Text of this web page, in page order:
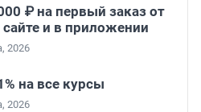
₽ на первый заказ от
и в приложении
2026
на все курсы
2026